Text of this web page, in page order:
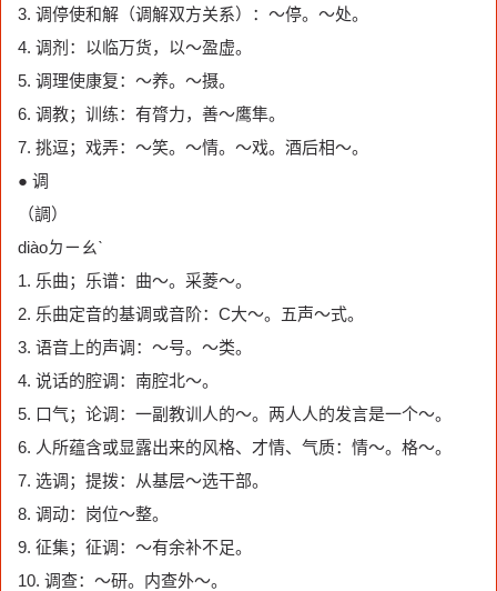
3. 调停使和解（调解双方关系）：～停。～处。
4. 调剂：以临万货，以～盈虚。
5. 调理使康复：～养。～摄。
6. 调教；训练：有膂力，善～鹰隼。
7. 挑逗；戏弄：～笑。～情。～戏。酒后相～。
● 调
（調）
diàoㄉㄧㄠˋ
1. 乐曲；乐谱：曲～。采菱～。
2. 乐曲定音的基调或音阶：C大～。五声～式。
3. 语音上的声调：～号。～类。
4. 说话的腔调：南腔北～。
5. 口气；论调：一副教训人的～。两人人的发言是一个～。
6. 人所蕴含或显露出来的风格、才情、气质：情～。格～。
7. 选调；提拨：从基层～选干部。
8. 调动：岗位～整。
9. 征集；征调：～有余补不足。
10. 调查：～研。内查外～。